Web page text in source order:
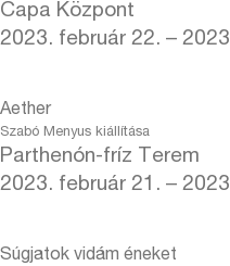
Capa Központ
2023. február 22. –
Aether
Szabó Menyus kiállítása
Parthenón-fríz Terem
2023. február 21. –
Súgjatok vidám éneket